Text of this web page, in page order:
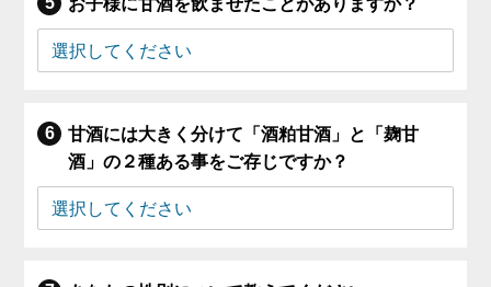
お子様に甘酒を飲ませたことがありますか？
甘酒には大きく分けて「酒粕甘酒」と「麹甘
酒」の２種ある事をご存じですか？